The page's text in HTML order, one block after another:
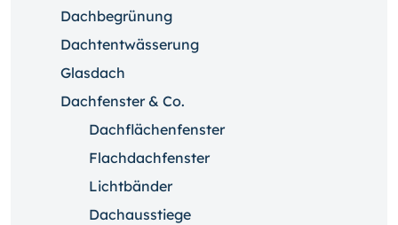
Dachbegrünung
Dachtentwässerung
Glasdach
Dachfenster & Co.
Dachflächenfenster
Flachdachfenster
Lichtbänder
Dachausstiege